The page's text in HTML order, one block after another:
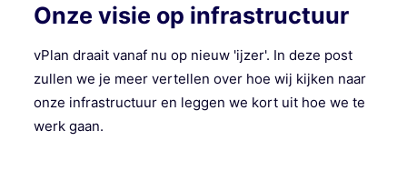
Onze visie op infrastructuur
vPlan draait vanaf nu op nieuw 'ijzer'. In deze post
zullen we je meer vertellen over hoe wij kijken naar
onze infrastructuur en leggen we kort uit hoe we te
werk gaan.